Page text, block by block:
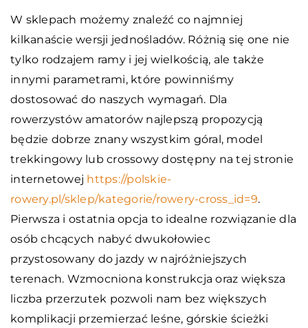
W sklepach możemy znaleźć co najmniej
kilkanaście wersji jednośladów. Różnią się one nie
tylko rodzajem ramy i jej wielkością, ale także
innymi parametrami, które powinniśmy
dostosować do naszych wymagań. Dla
rowerzystów amatorów najlepszą propozycją
będzie dobrze znany wszystkim góral, model
trekkingowy lub crossowy dostępny na tej stronie
internetowej https://polskie-
rowery.pl/sklep/kategorie/rowery-cross_id=9.
Pierwsza i ostatnia opcja to idealne rozwiązanie dla
osób chcących nabyć dwukołowiec
przystosowany do jazdy w najróżniejszych
terenach. Wzmocniona konstrukcja oraz większa
liczba przerzutek pozwoli nam bez większych
komplikacji przemierzać leśne, górskie ścieżki